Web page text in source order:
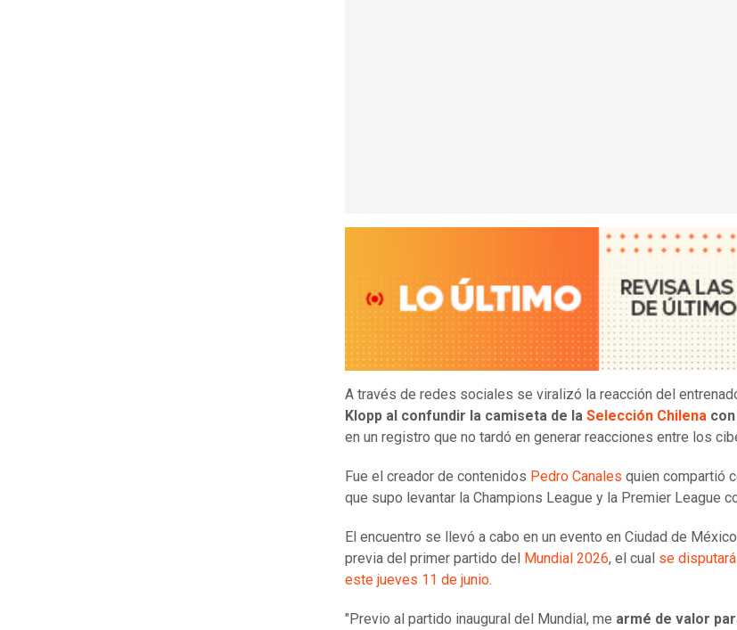
A través de redes sociales se viralizó la reacción del
Klopp al confundir la camiseta de la Selección Chilena
en un registro que no tardó en generar reacciones entre los
Fue el creador de contenidos Pedro Canales quien compartió
que supo levantar la Champions League y la Premier League
El encuentro se llevó a cabo en un evento en Ciudad de
previa del primer partido del Mundial 2026, el cual se
este jueves 11 de junio.
"Previo al partido inaugural del Mundial, me armé de valor